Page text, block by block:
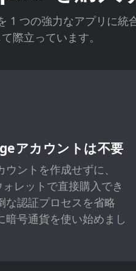
1 つの強力なアプリに
際立っています。
アカウントは不要
ントを作成せずに、
ォレットで直接購入でき
な認証プロセスを省略
暗号通貨を使い始めまし